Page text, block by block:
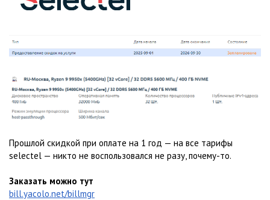
Прошлой скидкой при оплате на 1 год — на все тарифы
selectel — никто не воспользовался не разу, почему-то.
Заказать можно тут
bill.yacolo.net/billmgr